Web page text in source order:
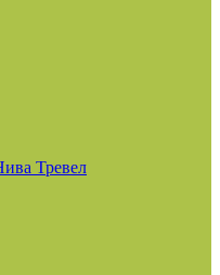
Тревел